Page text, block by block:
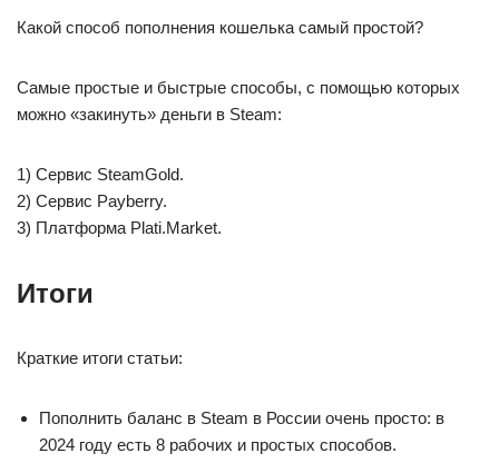
Какой способ пополнения кошелька самый простой?
Самые простые и быстрые способы, с помощью которых
можно «закинуть» деньги в Steam:
1) Сервис SteamGold.
2) Сервис Payberry.
3) Платформа Plati.Market.
Итоги
Краткие итоги статьи:
Пополнить баланс в Steam в России очень просто: в
2024 году есть 8 рабочих и простых способов.